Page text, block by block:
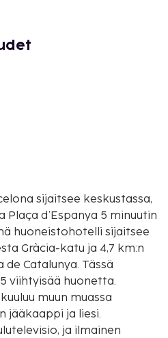
sijaitsee keskustassa,
Plaça d’Espanya 5 minuutin
Gràcia-katu ja 4,7 km:n
Catalunya. Tässä
viihtyisää huonetta.
muun muassa
jääkaappi ja liesi.
ja ilmainen